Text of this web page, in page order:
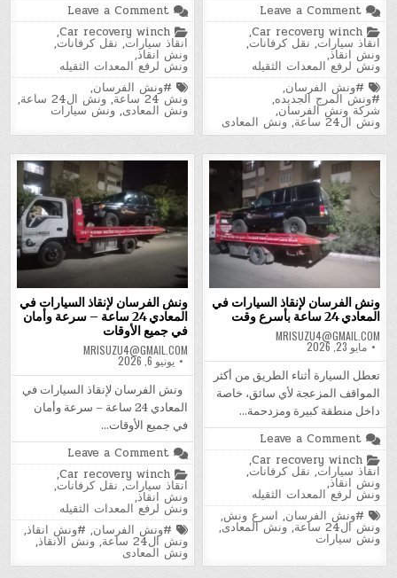
Leave a Comment
ونش
الفرسان
لإنقاذ
24
ساعة
خدمة
سحب
السيارات
وأمان
Posted
in
Car recovery winch
,
انقاذ سيارات, نقل كرفانات,
ونش انقاذ,
ونش لرفع المعدات الثقيله
Tagged
#ونش الفرسان,
ونش 24 ساعة ,ونش ال24 ساعة ,
ونش المعادى,ونش سيارات
Leave a Comment
ونش
الفرسان
لإنقاذ
في
المعادي
|
خدمة
سريعة
01121212729
Posted
in
Car recovery winch
,
انقاذ سيارات, نقل كرفانات,
ونش انقاذ,
ونش لرفع المعدات الثقيله
Tagged
#ونش الفرسان,
#ونش المرج الجديده,
شركة ونش الفرسان,
ونش ال24 ساعة ,ونش المعادى
ونش الفرسان لإنقاذ السيارات في
المعادي 24 ساعة – سرعة وأمان
في جميع الأوقات
MRISUZU4@GMAIL.COM
يونيو 6, 2026
ونش الفرسان لإنقاذ السيارات في
المعادي 24 ساعة – سرعة وأمان
في جميع الأوقات…
Leave a Comment
ونش
الفرسان
لإنقاذ
في
المعادي
24
ساعة
سرعة
Posted
in
Car recovery winch
,
انقاذ سيارات, نقل كرفانات,
ونش انقاذ,
ونش لرفع المعدات الثقيله
Tagged
#ونش الفرسان, #ونش انقاذ,
ونش ال24 ساعة ,ونش الانقاذ,
ونش المعادى
ونش الفرسان لإنقاذ السيارات في
المعادي 24 ساعة بأسرع وقت
MRISUZU4@GMAIL.COM
مايو 23, 2026
تعطل السيارة أثناء الطريق من أكثر
المواقف المزعجة لأي سائق، خاصة
داخل منطقة كبيرة ومزدحمة…
Leave a Comment
ونش
الفرسان
لإنقاذ
في
المعادي
24
ساعة
Posted
in
Car recovery winch
,
انقاذ سيارات, نقل كرفانات,
ونش انقاذ,
ونش لرفع المعدات الثقيله
Tagged
#ونش الفرسان, اسرع ونش,
ونش ال24 ساعة ,ونش المعادى,
ونش سيارات